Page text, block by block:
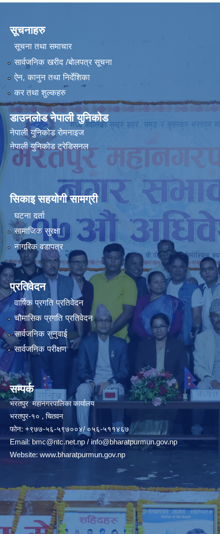
सूचनाहरु
सूचना तथा समाचार
सार्वजनिक खरीद /बोलपत्र सूचना
ऐन, कानुन तथा निर्देशिका
कर तथा शुल्कहरु
डाउनलोड नेपाली युनिकोड
नेपाली युनिकोड रोमनाइज
नेपाली युनिकोड ट्रेडिसनल
सिकाइ सहयोगी सामग्री
घटना दर्ता
सामाजिक सुरक्षा
नागरिक वडापत्र
प्रतिवेदन
वार्षिक प्रगति प्रतिवेदन
चौमासिक प्रगति प्रतिवेदन
सार्वजनिक सुनुवाई
सार्वजनिक परीक्षण
सम्पर्क
भरतपुर महानगरपालिका कार्यालय
भरतपुर-१० , चितवन
फोन: +९७७-५६-५९७००४/ ०५६-५११४६७
Email:bmc@ntc.net.np / info@bharatpurmun.gov.np
Website: www.bharatpurmun.gov.np